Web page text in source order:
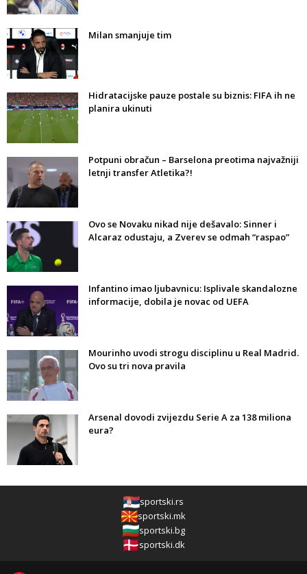
Milan smanjuje tim
Hidratacijske pauze postale su biznis: FIFA ih ne
planira ukinuti
Potpuni obračun – Barselona preotima najvažniji
letnji transfer Atletika?!
Ovo se Novaku nikad nije dešavalo: Sinner i
Alcaraz odustaju, a Zverev se odmah “raspao”
Infantino imao ljubavnicu: Isplivale skandalozne
informacije, dobila je novac od UEFA
Mourinho uvodi strogu disciplinu u Real Madrid.
Ovo su tri nova pravila
Arsenal dovodi zvijezdu Serie A za 138 miliona
eura?
sportski.rs
sportski.mk
sportski.bg
sportski.dk